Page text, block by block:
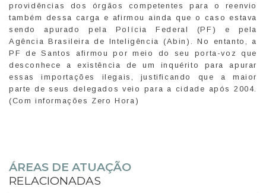
providências dos órgãos competentes para o reenvio
também dessa carga e afirmou ainda que o caso estava
sendo apurado pela Polícia Federal (PF) e pela
Agência Brasileira de Inteligência (Abin). No entanto, a
PF de Santos afirmou por meio do seu porta-voz que
desconhece a existência de um inquérito para apurar
essas importações ilegais, justificando que a maior
parte de seus delegados veio para a cidade após 2004.
(Com informações Zero Hora)
ÁREAS DE ATUAÇÃO
RELACIONADAS